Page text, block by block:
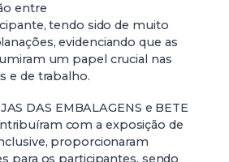
entre
tendo sido de muito
evidenciando que as
um papel crucial nas
e de trabalho.
DAS EMBALAGENS e BETE
com a exposição de
proporcionaram
para os participantes, sendo